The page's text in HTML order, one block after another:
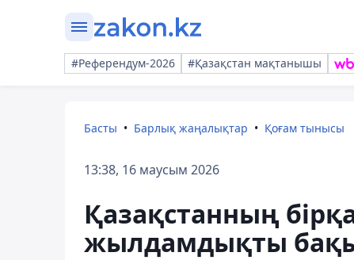
#Референдум-2026 #Қазақстан мақтанышы
Басты Барлық жаңалықтар Қоғам тынысы
13:38, 16 маусым 2026
Қазақстанның
жылдамдықты